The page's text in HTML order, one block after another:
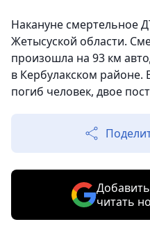
Накануне смертельное
Жетысуской области.
произошла на 93 км
в Кербулакском районе.
погиб человек, двое
читать